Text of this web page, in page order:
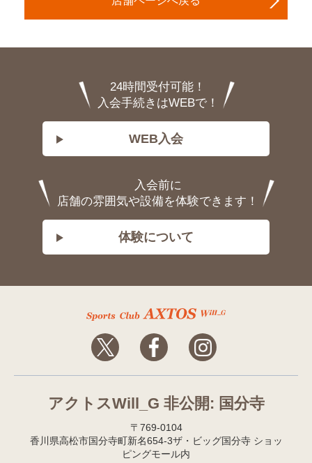
24時間受付可能！
入会手続きはWEBで！
WEB入会
入会前に
店舗の雰囲気や設備を体験できます！
体験について
アクトスWill_G 非公開: 国分寺
〒769-0104
香川県高松市国分寺町新名654-3ザ・ビッグ国分寺 ショッ
ピングモール内